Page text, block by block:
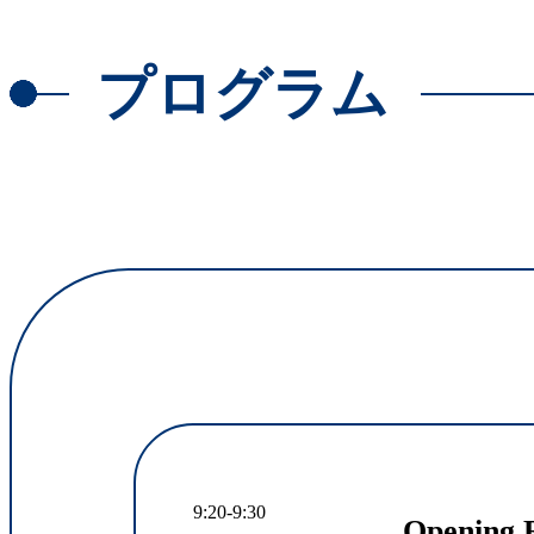
プログラム
9:20-9:30